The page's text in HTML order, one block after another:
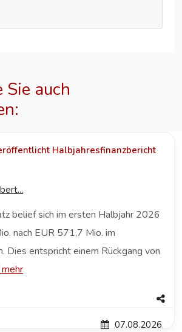
Sie auch
Halbjahresfinanzbericht
belief sich im ersten Halbjahr 2026
nach EUR 571,7 Mio. im
Dies entspricht einem Rückgang von
mehr
07.08.2026